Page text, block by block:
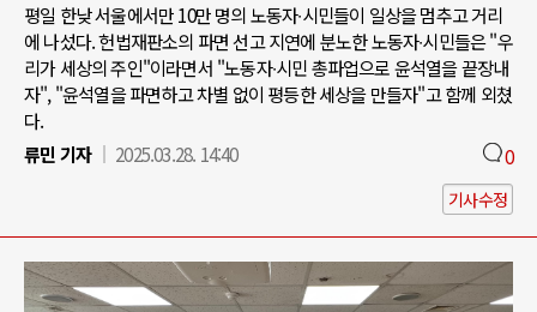
평일 한낮 서울에서만 10만 명의 노동자∙시민들이 일상을 멈추고 거리
에 나섰다. 헌법재판소의 파면 선고 지연에 분노한 노동자∙시민들은 "우
리가 세상의 주인"이라면서 "노동자∙시민 총파업으로 윤석열을 끝장내
자", "윤석열을 파면하고 차별 없이 평등한 세상을 만들자"고 함께 외쳤
다.
류민 기자
2025.03.28. 14:40 0
기사수정